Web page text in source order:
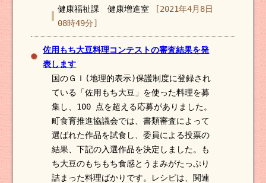
健康福祉課 健康増進室
[2021年4月8日
08時49分]
佐用もち大豆料理コンテストの審査結果を発
表します
国のＧＩ(地理的表示)保護制度に登録され
ている「佐用もち大豆」を使った料理を募
集し、100 点を超える応募がありました。
町食育推進協議会では、書類審査によって
選ばれた作品を試食し、委員による投票の
結果、下記の入選作品を決定しました。も
ち大豆のもちもち食感とうまみがたっぷり
詰まった料理ばかりです。レシピは、関連